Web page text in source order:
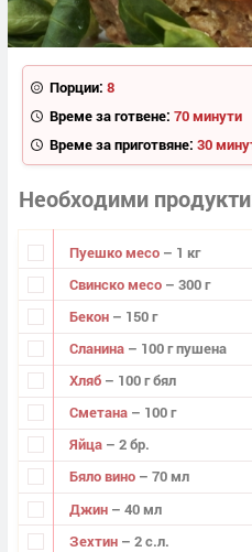
Порции: 8
Време за готвене: 70 минути
Време за приготвяне: 30
Необходими продукти
Пуешко месо – 1 кг
Свинско месо – 300 г
Бекон – 150 г
Сланина – 100 г пушена
Хляб – 100 г бял
Сметана – 100 г
Яйца – 2 бр.
Бяло вино – 70 мл
Джин – 40 мл
Зехтин – 2 с.л.